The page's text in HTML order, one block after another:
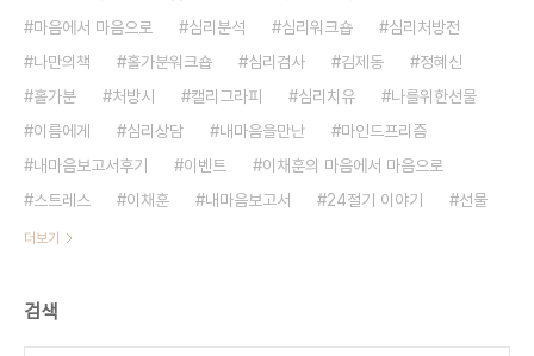
마음에서 마음으로
심리분석 심리워크숍
심리처방전
나만의책
홀가분워크숍 심리검사 김제동
정혜신
홀가분
처방시 캘리그라피 심리치유
나를위한선물
이름에게
심리상담 내마음을만난
마인드프리즘
내마음보고서후기
이벤트
이채훈의 마음에서 마음으로
스트레스
이채훈 내마음보고서 24절기 이야기 선물
더보기
검색